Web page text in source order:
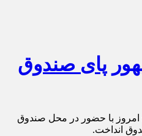
پای صندوق
با حضور در محل صندوق
انداخت.